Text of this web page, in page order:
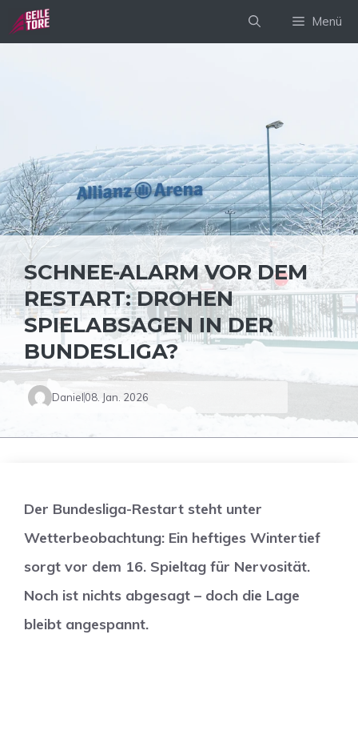
Zum
Inhalt
Menü
SCHNEE-ALARM VOR DEM
RESTART: DROHEN
SPIELABSAGEN IN DER
BUNDESLIGA?
Daniel08. Jan. 2026
Der Bundesliga-Restart steht unter
Wetterbeobachtung: Ein heftiges Wintertief
sorgt vor dem 16. Spieltag für Nervosität.
Noch ist nichts abgesagt – doch die Lage
bleibt angespannt.